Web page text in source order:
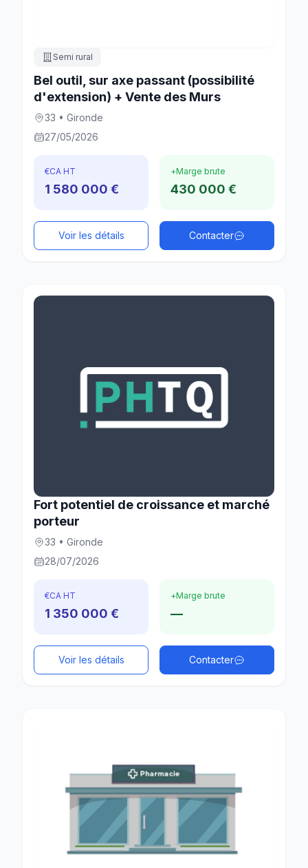
Semi rural
Bel outil, sur axe passant (possibilité
d'extension) + Vente des Murs
33 • Gironde
27/05/2026
€CA HT
1 580 000 €
+Marge brute
430 000 €
Voir les détails Contacter
Fort potentiel de croissance et marché
porteur
33 • Gironde
28/07/2026
€CA HT
1 350 000 €
+Marge brute
—
Voir les détails Contacter